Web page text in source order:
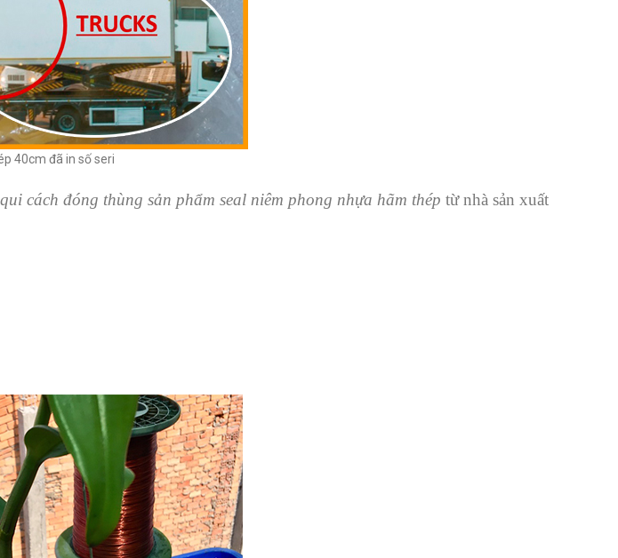
40cm đã in số seri
qui cách đóng thùng sản phẩm seal niêm phong nhựa hãm thép từ nhà sản xuất